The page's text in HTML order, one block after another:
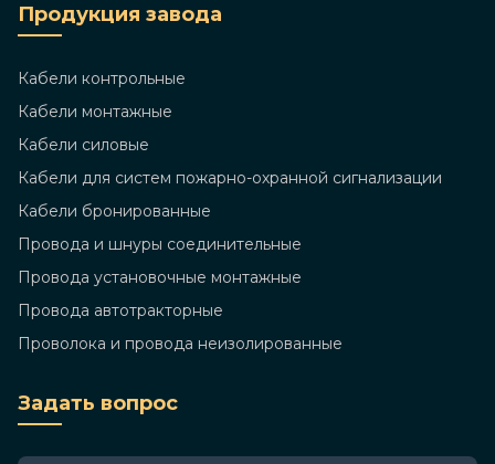
Продукция завода
Кабели контрольные
Кабели монтажные
Кабели силовые
Кабели для систем пожарно-охранной сигнализации
Кабели бронированные
Провода и шнуры соединительные
Провода установочные монтажные
Провода автотракторные
Проволока и провода неизолированные
Задать вопрос